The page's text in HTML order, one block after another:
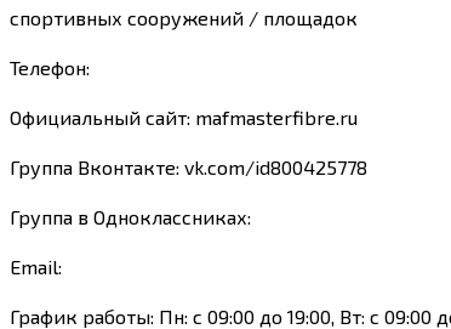
спортивных сооружений / площадок
Телефон:
Официальный сайт: mafmasterfibre.ru
Группа Вконтакте: vk.com/id800425778
Группа в Одноклассниках:
Email:
График работы: Пн: с 09:00 до 19:00, Вт: с 09:00